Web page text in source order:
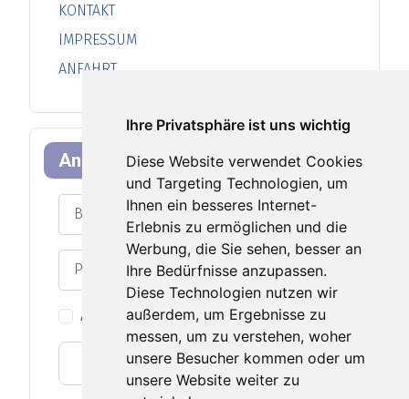
Ihre Privatsphäre ist uns wichtig
Diese Website verwendet Cookies
und Targeting Technologien, um
Ihnen ein besseres Internet-
Erlebnis zu ermöglichen und die
Werbung, die Sie sehen, besser an
Ihre Bedürfnisse anzupassen.
Diese Technologien nutzen wir
außerdem, um Ergebnisse zu
messen, um zu verstehen, woher
unsere Besucher kommen oder um
unsere Website weiter zu
KONTAKT
IMPRESSUM
ANFAHRT
Anmeldeformular
Benutzername
Passwort
Angemeldet bleiben
Web-Authentifizierung